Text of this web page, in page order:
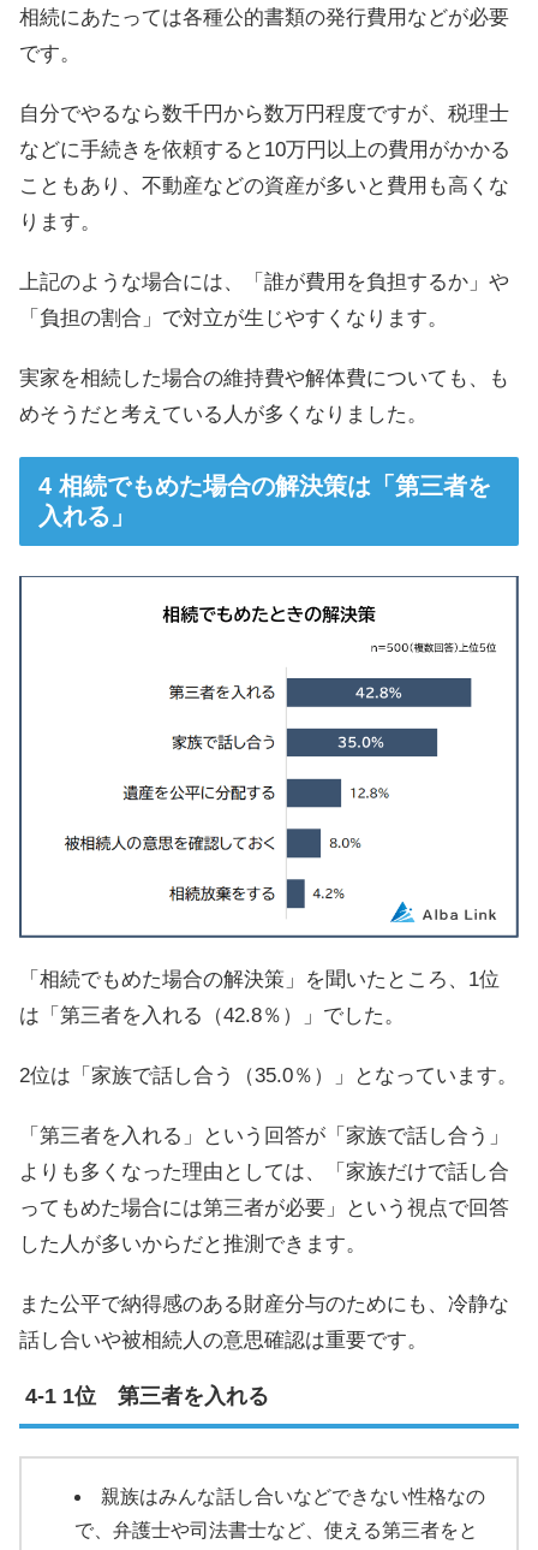
相続にあたっては各種公的書類の発行費用などが必要
です。
自分でやるなら数千円から数万円程度ですが、税理士
などに手続きを依頼すると10万円以上の費用がかかる
こともあり、不動産などの資産が多いと費用も高くな
ります。
上記のような場合には、「誰が費用を負担するか」や
「負担の割合」で対立が生じやすくなります。
実家を相続した場合の維持費や解体費についても、も
めそうだと考えている人が多くなりました。
相続でもめた場合の解決策は「第三者を
入れる」
「相続でもめた場合の解決策」を聞いたところ、1位
は「第三者を入れる（42.8％）」でした。
2位は「家族で話し合う（35.0％）」となっています。
「第三者を入れる」という回答が「家族で話し合う」
よりも多くなった理由としては、「家族だけで話し合
ってもめた場合には第三者が必要」という視点で回答
した人が多いからだと推測できます。
また公平で納得感のある財産分与のためにも、冷静な
話し合いや被相続人の意思確認は重要です。
1位 第三者を入れる
親族はみんな話し合いなどできない性格なの
で、弁護士や司法書士など、使える第三者をと